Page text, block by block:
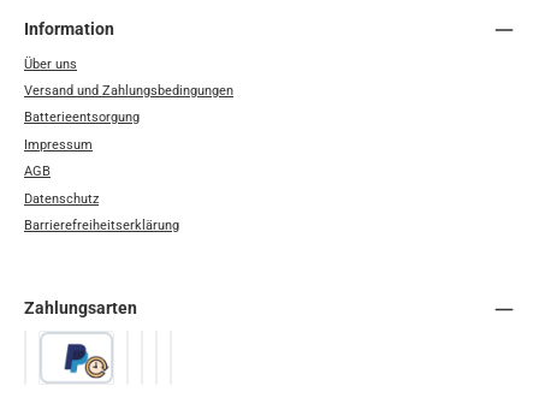
Information
Über uns
Versand und Zahlungsbedingungen
Batterieentsorgung
Impressum
AGB
Datenschutz
Barrierefreiheitserklärung
Zahlungsarten